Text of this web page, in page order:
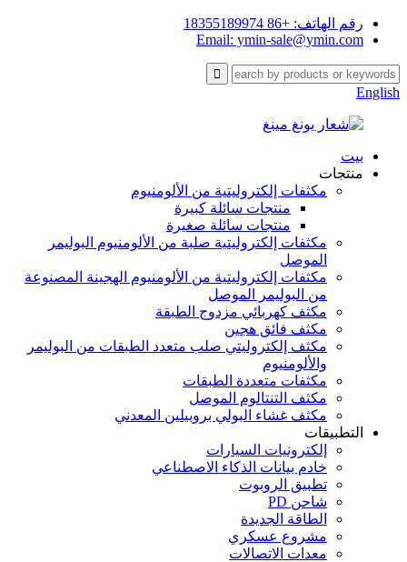
رقم الهاتف: +86 18355189974
Email: ymin-sale@ymin.com
English
بيت
منتجات
مكثفات إلكتروليتية من الألومنيوم
منتجات سائلة كبيرة
منتجات سائلة صغيرة
مكثفات إلكتروليتية صلبة من الألومنيوم البوليمر
الموصل
مكثفات إلكتروليتية من الألومنيوم الهجينة المصنوعة
من البوليمر الموصل
مكثف كهربائي مزدوج الطبقة
مكثف فائق هجين
مكثف إلكتروليتي صلب متعدد الطبقات من البوليمر
والألومنيوم
مكثفات متعددة الطبقات
مكثف التنتالوم الموصل
مكثف غشاء البولي بروبيلين المعدني
التطبيقات
إلكترونيات السيارات
خادم بيانات الذكاء الاصطناعي
تطبيق الروبوت
شاحن PD
الطاقة الجديدة
مشروع عسكري
معدات الاتصالات